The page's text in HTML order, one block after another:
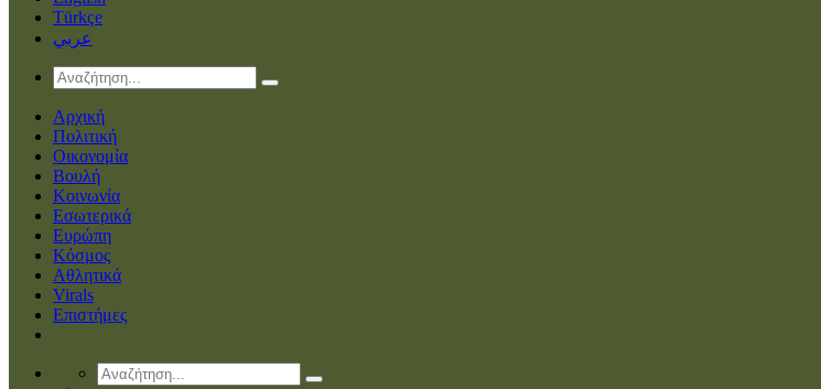
Türkçe
عربي
Αρχική
Πολιτική
Οικονομία
Βουλή
Κοινωνία
Εσωτερικά
Ευρώπη
Κόσμος
Αθλητικά
Virals
Επιστήμες